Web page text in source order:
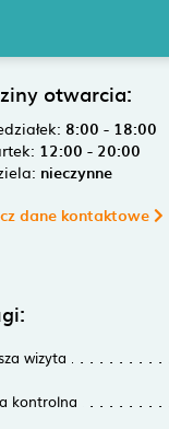
otwarcia:
8:00 - 18:00
12:00 - 20:00
nieczynne
dane kontaktowe
wizyta
kontrolna